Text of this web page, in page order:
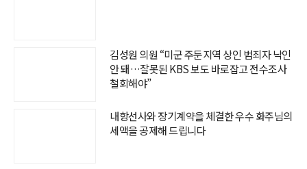
김성원 의원 “미군 주둔지역 상인 범죄자 낙인
안 돼…잘못된 KBS 보도 바로잡고 전수조사
철회해야”
내항선사와 장기계약을 체결한 우수 화주님의
세액을 공제해 드립니다